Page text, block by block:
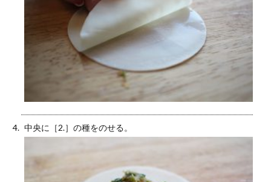
中央に［2.］の種をのせる。